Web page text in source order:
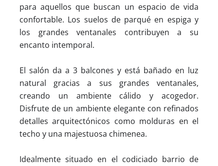
para aquellos que buscan un espacio de vida
confortable. Los suelos de parqué en espiga y
los grandes ventanales contribuyen a su
encanto intemporal.
El salón da a 3 balcones y está bañado en luz
natural gracias a sus grandes ventanales,
creando un ambiente cálido y acogedor.
Disfrute de un ambiente elegante con refinados
detalles arquitectónicos como molduras en el
techo y una majestuosa chimenea.
Idealmente situado en el codiciado barrio de